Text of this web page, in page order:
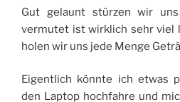
Gut gelaunt stürzen wir
vermutet ist wirklich sehr viel
holen wir uns jede Menge
Eigentlich könnte ich etwas
den Laptop hochfahre und